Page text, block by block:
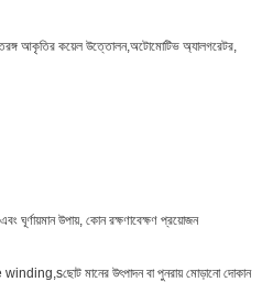
তরঙ্গ আকৃতির কয়েল উত্তোলন,অটোমোটিভ অ্যালগরেটর,
ঘূর্ণায়মান উপায়, কোন রক্ষণাবেক্ষণ প্রয়োজন
winding,sছোট মানের উৎপাদন বা পুনরায় মোড়ানো দোকান